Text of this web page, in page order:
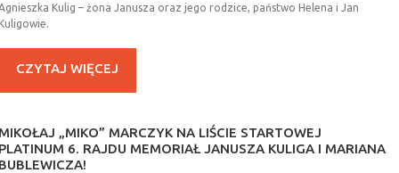
Kulig – żona Janusza oraz jego rodzice, państwo Helena i Jan
CZYTAJ WIĘCEJ
„MIKO” MARCZYK NA LIŚCIE STARTOWEJ
6. RAJDU MEMORIAŁ JANUSZA KULIGA I MARIANA